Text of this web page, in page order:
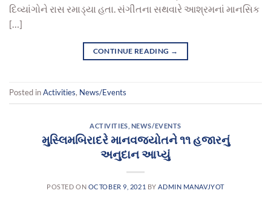
દિવ્યાંગોને રાસ રમાડ્યા હતા. સંગીતના સથવારે આશ્રમનાં માનસિક
[…]
CONTINUE READING →
Posted inActivities, News/Events
ACTIVITIES NEWS/EVENTS
મુસ્લિમબિરાદરે માનવજ્યોતને ૧૧ હજારનું
અનુદાન આપ્યું
POSTED ON OCTOBER 9, 2021 BY ADMIN MANAVJYOT